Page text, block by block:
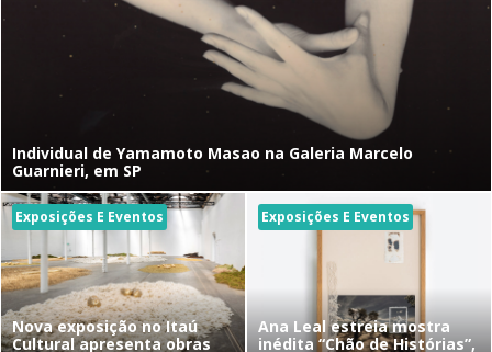
Individual de Yamamoto Masao na Galeria Marcelo
Guarnieri, em SP
Exposições E Eventos
Nova exposição no Itaú
Cultural apresenta obras
Exposições E Eventos
Ana Leal estreia mostra
inédita “Chão de Histórias”,